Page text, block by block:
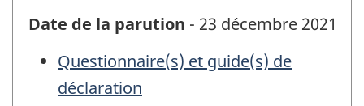
Date de la parution - 23 décembre 2021
Questionnaire(s) et guide(s) de
déclaration